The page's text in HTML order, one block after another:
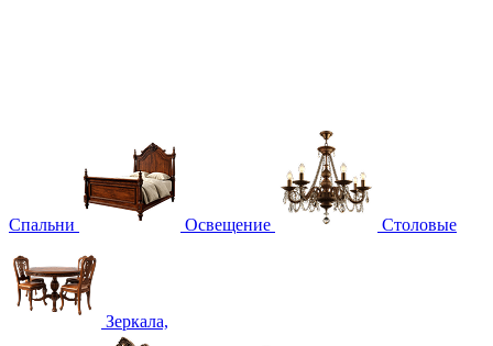
Спальни Освещение Столовые
Зеркала,